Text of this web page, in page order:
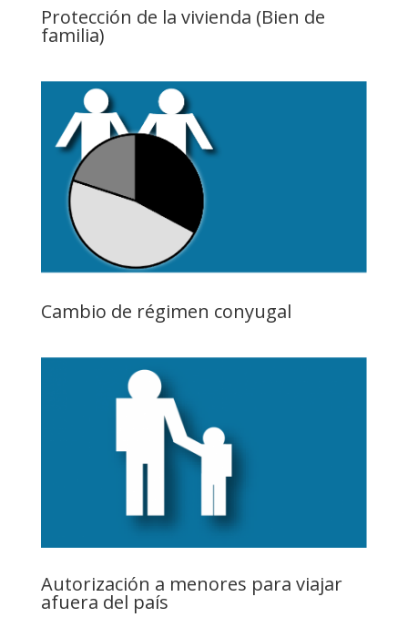
Protección de la vivienda (Bien de
familia)
Cambio de régimen conyugal
Autorización a menores para viajar
afuera del país